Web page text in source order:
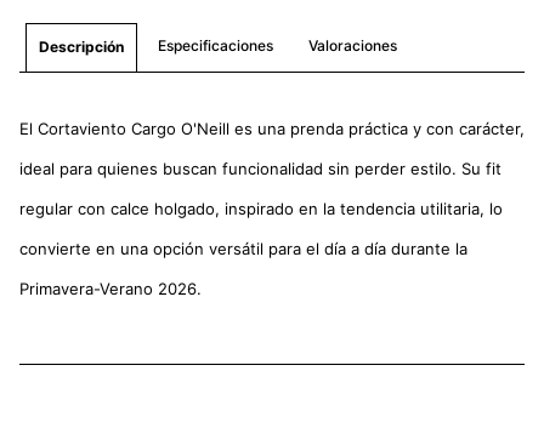
Descripción Especificaciones Valoraciones
El Cortaviento Cargo O'Neill es una prenda práctica y con carácter,
ideal para quienes buscan funcionalidad sin perder estilo. Su fit
regular con calce holgado, inspirado en la tendencia utilitaria, lo
convierte en una opción versátil para el día a día durante la
Primavera-Verano 2026.